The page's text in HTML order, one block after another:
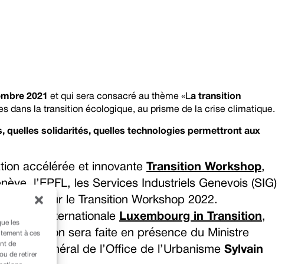
les
à ces
de
de retirer
2021 et qui sera consacré au thème «La transition
dans la transition écologique, au prisme de la crise climatique.
quelles solidarités, quelles technologies permettront aux
accélérée et innovante Transition Workshop,
l’EPFL, les Services Industriels Genevois (SIG)
pour le Transition Workshop 2022.
internationale Luxembourg in Transition,
sera faite en présence du Ministre
général de l’Office de l’Urbanisme Sylvain